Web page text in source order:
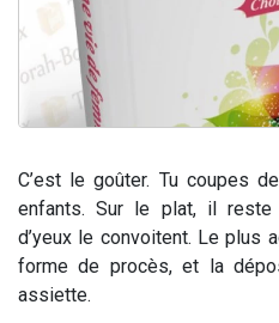
C’est le goûter. Tu coupes
enfants. Sur le plat, il reste
d’yeux le convoitent. Le plus
forme de procès, et la
assiette.